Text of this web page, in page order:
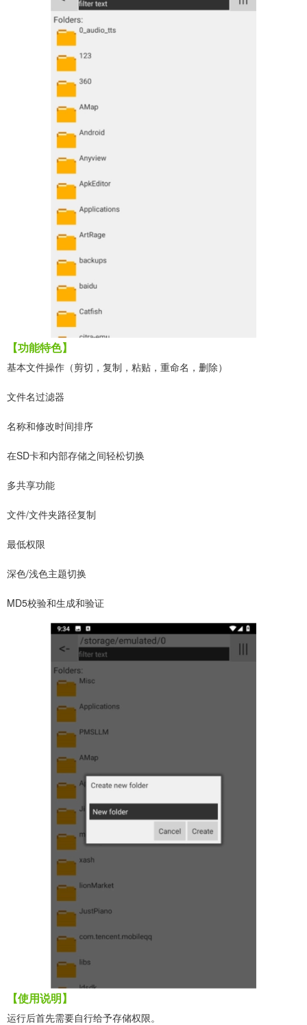
【功能特色】
基本文件操作（剪切，复制，粘贴，重命名，删除）
文件名过滤器
名称和修改时间排序
在SD卡和内部存储之间轻松切换
多共享功能
文件/文件夹路径复制
最低权限
深色/浅色主题切换
MD5校验和生成和验证
【使用说明】
运行后首先需要自行给予存储权限。